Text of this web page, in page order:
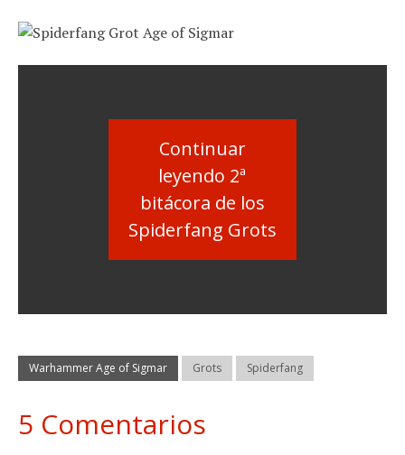
Continuar
leyendo 2ª
bitácora de los
Spiderfang Grots
Warhammer Age of Sigmar Grots Spiderfang
5 Comentarios